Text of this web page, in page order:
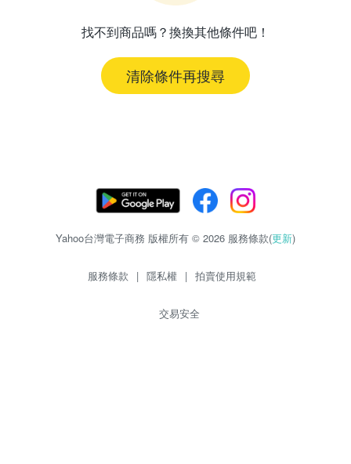
找不到商品嗎？換換其他條件吧！
清除條件再搜尋
Yahoo台灣電子商務 版權所有 © 2026 服務條款(更新)
服務條款 | 隱私權 | 拍賣使用規範
交易安全